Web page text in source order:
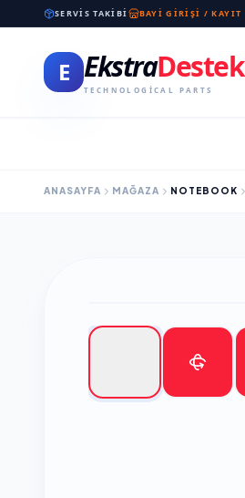
SERVIS TAKIBI BAYI GIRIŞI / KAYIT
E EkstraDestek
TECHNOLOGICAL PARTS
ANASAYFA MAĞAZA NOTEBOOK